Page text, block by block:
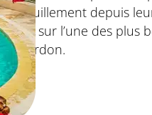
tranquillement depuis
la vue sur l’une des plus
du Verdon.